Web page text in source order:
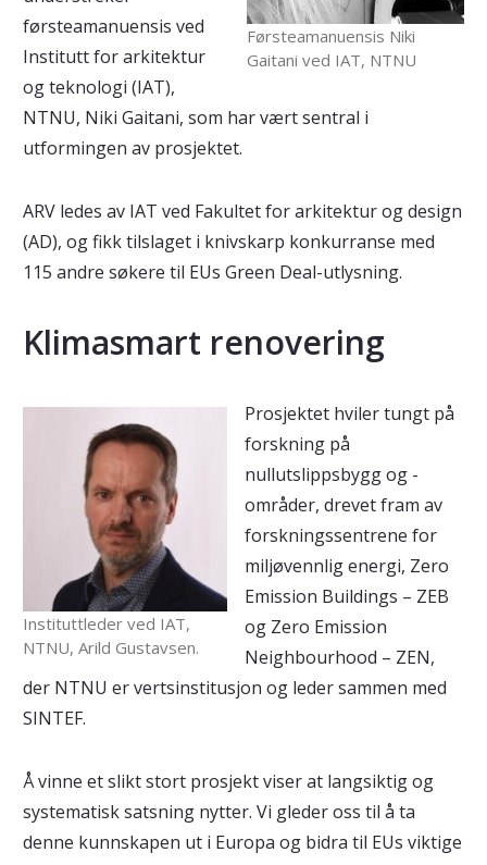
Førsteamanuensis Niki
Gaitani ved IAT, NTNU
førsteamanuensis ved
Institutt for arkitektur
og teknologi (IAT),
NTNU, Niki Gaitani, som har vært sentral i
utformingen av prosjektet.
ARV ledes av IAT ved Fakultet for arkitektur og design
(AD), og fikk tilslaget i knivskarp konkurranse med
115 andre søkere til EUs Green Deal-utlysning.
Klimasmart renovering
Instituttleder ved IAT,
NTNU, Arild Gustavsen.
Prosjektet hviler tungt på
forskning på
nullutslippsbygg og -
områder, drevet fram av
forskningssentrene for
miljøvennlig energi, Zero
Emission Buildings – ZEB
og Zero Emission
Neighbourhood – ZEN,
der NTNU er vertsinstitusjon og leder sammen med
SINTEF.
Å vinne et slikt stort prosjekt viser at langsiktig og
systematisk satsning nytter. Vi gleder oss til å ta
denne kunnskapen ut i Europa og bidra til EUs viktige